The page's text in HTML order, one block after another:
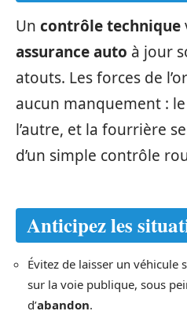
Un contrôle technique
assurance auto à jour
atouts. Les forces de
aucun manquement :
l’autre, et la fourrière
d’un simple contrôle
Anticipez les
Évitez de laisser un
sur la voie publique, sous
d’abandon.